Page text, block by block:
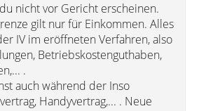
nicht vor Gericht erscheinen.
gilt nur für Einkommen. Alles
IV im eröffneten Verfahren, also
Betriebskostenguthaben,
.
auch während der Inso
Handyvertrag,... . Neue